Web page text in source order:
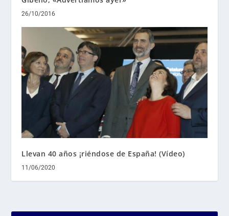
26/10/2016
Llevan 40 años ¡riéndose de España! (Vídeo)
11/06/2020